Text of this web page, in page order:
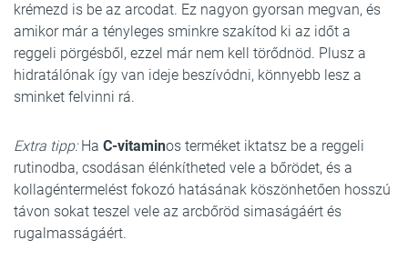
krémezd is be az arcodat. Ez nagyon gyorsan megvan, és
amikor már a tényleges sminkre szakítod ki az időt a
reggeli pörgésből, ezzel már nem kell törődnöd. Plusz a
hidratálónak így van ideje beszívódni, könnyebb lesz a
sminket felvinni rá.
Extra tipp:Ha C-vitaminos terméket iktatsz be a reggeli
rutinodba, csodásan élénkítheted vele a bőrödet, és a
kollagéntermelést fokozó hatásának köszönhetően hosszú
távon sokat teszel vele az arcbőröd simaságáért és
rugalmasságáért.